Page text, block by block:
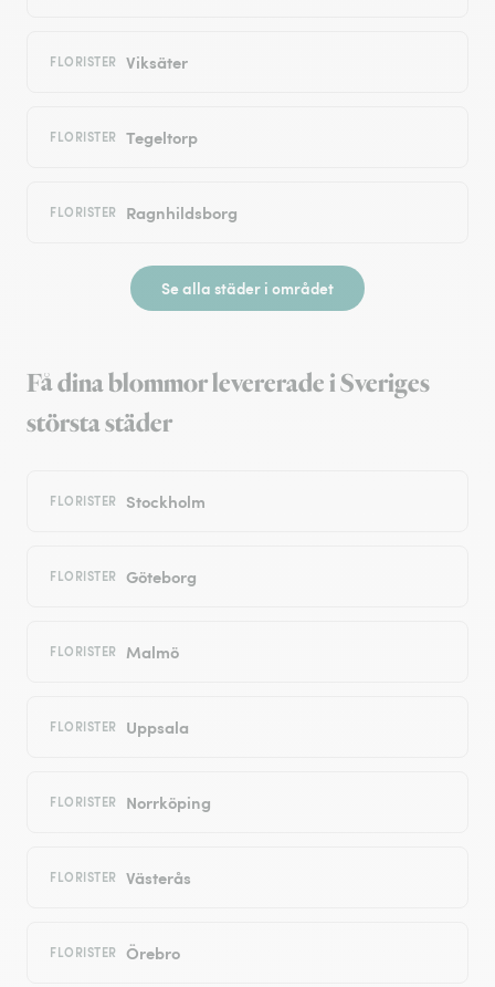
FLORISTER Viksäter
FLORISTER Tegeltorp
FLORISTER Ragnhildsborg
Se alla städer i området
Få dina blommor levererade i Sveriges
största städer
FLORISTER Stockholm
FLORISTER Göteborg
FLORISTER Malmö
FLORISTER Uppsala
FLORISTER Norrköping
FLORISTER Västerås
FLORISTER Örebro